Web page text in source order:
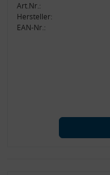
Art.Nr.:
Hersteller:
EAN-Nr.: